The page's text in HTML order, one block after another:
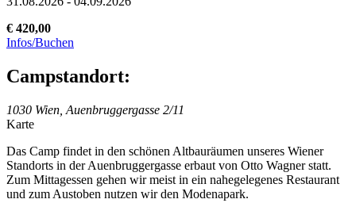
€ 420,00
Infos/Buchen
Campstandort:
1030 Wien, Auenbruggergasse 2/11
Karte
Das Camp findet in den schönen Altbauräumen unseres Wiener
Standorts in der Auenbruggergasse erbaut von Otto Wagner statt.
Zum Mittagessen gehen wir meist in ein nahegelegenes Restaurant
und zum Austoben nutzen wir den Modenapark.